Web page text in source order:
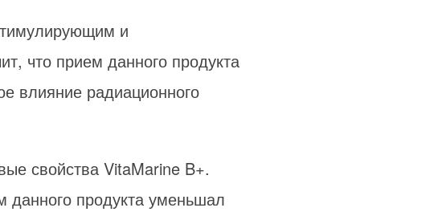
и
что прием данного продукта
влияние радиационного
свойства VitaMarine B+.
продукта уменьшал